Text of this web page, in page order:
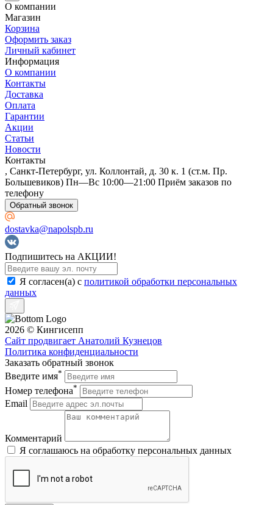
О компании
Магазин
Корзина
Оформить заказ
Личный кабинет
Информация
О компании
Контакты
Доставка
Оплата
Гарантии
Акции
Статьи
Новости
Контакты
, Санкт-Петербург, ул. Коллонтай, д. 30 к. 1 (ст.м. Пр.
Большевиков) Пн—Вс 10:00—21:00 Приём заказов по
телефону
Обратный звонок
dostavka@napolspb.ru
Подпишитесь на АКЦИИ!
Я согласен(a) с политикой обработки персональных
данных
2026 © Кингисепп
Сайт продвигает Анатолий Кузнецов
Политика конфиденциальности
Заказать обратный звонок
Введите имя*
Номер телефона*
Email
Комментарий
Я соглашаюсь на обработку персональных данных